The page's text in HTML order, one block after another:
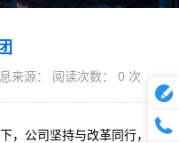
来源： 阅读次数： 0 次
，公司坚持与改革同行，与